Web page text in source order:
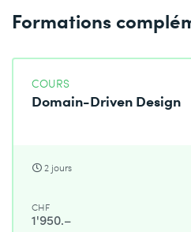
Formations
COURS
Domain-Driven Design
2 jours
CHF
1'950.–